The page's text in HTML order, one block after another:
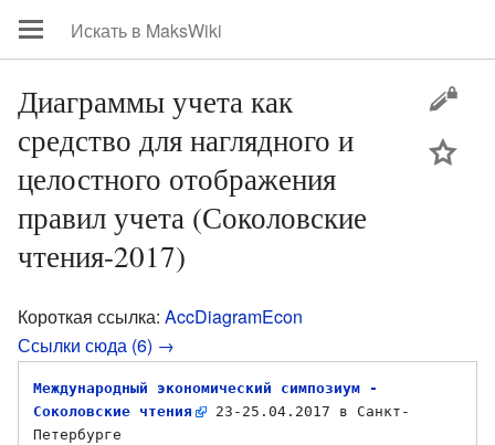
Диаграммы учета как
средство для наглядного и
целостного отображения
правил учета (Соколовские
чтения-2017)
Короткая ссылка: AccDiagramEcon
Ссылки сюда (6) →
Международный экономический симпозиум -
Соколовские чтения
23-25.04.2017 в Санкт-